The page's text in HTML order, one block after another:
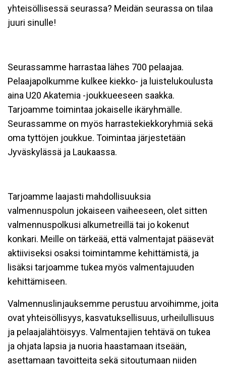
yhteisöllisessä seurassa? Meidän seurassa on tilaa
juuri sinulle!
Seurassamme harrastaa lähes 700 pelaajaa.
Pelaajapolkumme kulkee kiekko- ja luistelukoulusta
aina U20 Akatemia -joukkueeseen saakka.
Tarjoamme toimintaa jokaiselle ikäryhmälle.
Seurassamme on myös harrastekiekkoryhmiä sekä
oma tyttöjen joukkue. Toimintaa järjestetään
Jyväskylässä ja Laukaassa.
Tarjoamme laajasti mahdollisuuksia
valmennuspolun jokaiseen vaiheeseen, olet sitten
valmennuspolkusi alkumetreillä tai jo kokenut
konkari. Meille on tärkeää, että valmentajat pääsevät
aktiiviseksi osaksi toimintamme kehittämistä, ja
lisäksi tarjoamme tukea myös valmentajuuden
kehittämiseen.
Valmennuslinjauksemme perustuu arvoihimme, joita
ovat yhteisöllisyys, kasvatuksellisuus, urheilullisuus
ja pelaajalähtöisyys. Valmentajien tehtävä on tukea
ja ohjata lapsia ja nuoria haastamaan itseään,
asettamaan tavoitteita sekä sitoutumaan niiden